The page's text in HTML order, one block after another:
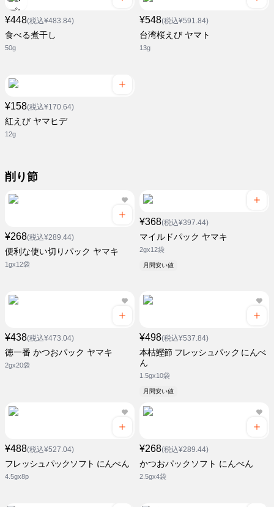
¥448(税込¥483.84)
食べる煮干し
50g
¥548(税込¥591.84)
台湾桜えび ヤマト
13g
¥158(税込¥170.64)
紅えび ヤマヒデ
12g
削り節
¥268(税込¥289.44)
便利な使い切りパック ヤマキ
1gx12袋
¥368(税込¥397.44)
マイルドパック ヤマキ
2gx12袋
月間安い値
¥438(税込¥473.04)
徳一番 かつおパック ヤマキ
2gx20袋
¥498(税込¥537.84)
本枯鰹節 フレッシュパック にんべ
ん
1.5gx10袋
月間安い値
¥488(税込¥527.04)
フレッシュパックソフト にんべん
4.5gx8p
¥268(税込¥289.44)
かつおパックソフト にんべん
2.5gx4袋